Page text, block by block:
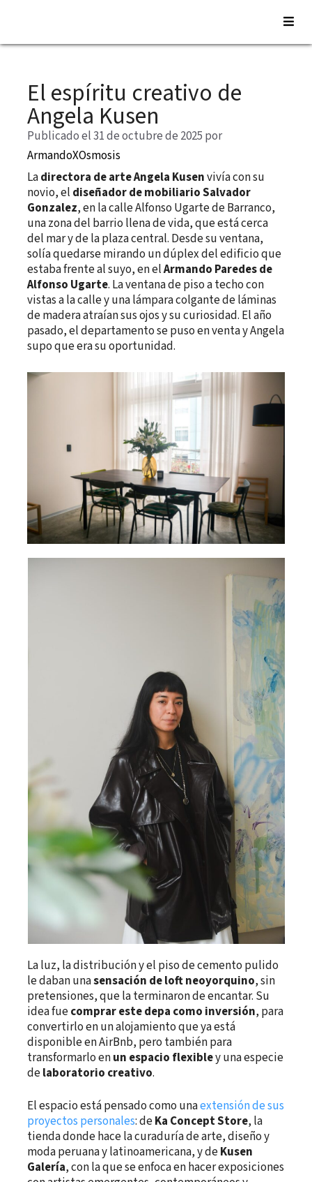
Saltar
contenidoEl espíritu creativo de
Angela Kusen
Publicado el 31 de octubre de 2025 por
ArmandoXOsmosis
Ladirectora de arte Angela Kusenvivía con su
novio, el diseñador de mobiliario Salvador
Gonzalez, en la calle Alfonso Ugarte de Barranco,
una zona del barrio llena de vida, que está cerca
del mar y de la plaza central. Desde su ventana,
solía quedarse mirando un dúplex del edificio que
estaba frente al suyo, en elArmando Paredes de
Alfonso Ugarte. La ventana de piso a techo con
vistas a la calle y una lámpara colgante de láminas
de madera atraían sus ojos y su curiosidad. El año
pasado, el departamento se puso en venta y Angela
supo que era su oportunidad.
La luz, la distribución y el piso de cemento pulido
le daban unasensación de loft neoyorquino, sin
pretensiones, que la terminaron de encantar. Su
idea fuecomprar este depa como inversión, para
convertirlo en un alojamiento que ya está
disponible en AirBnb, pero también para
transformarlo enun espacio flexibley una especie
delaboratorio creativo.
El espacio está pensado como unaextensión de sus
proyectos personales: deKa Concept Store, la
tienda donde hace la curaduría de arte, diseño y
moda peruana y latinoamericana, y deKusen
Galería, con la que se enfoca en hacer exposiciones